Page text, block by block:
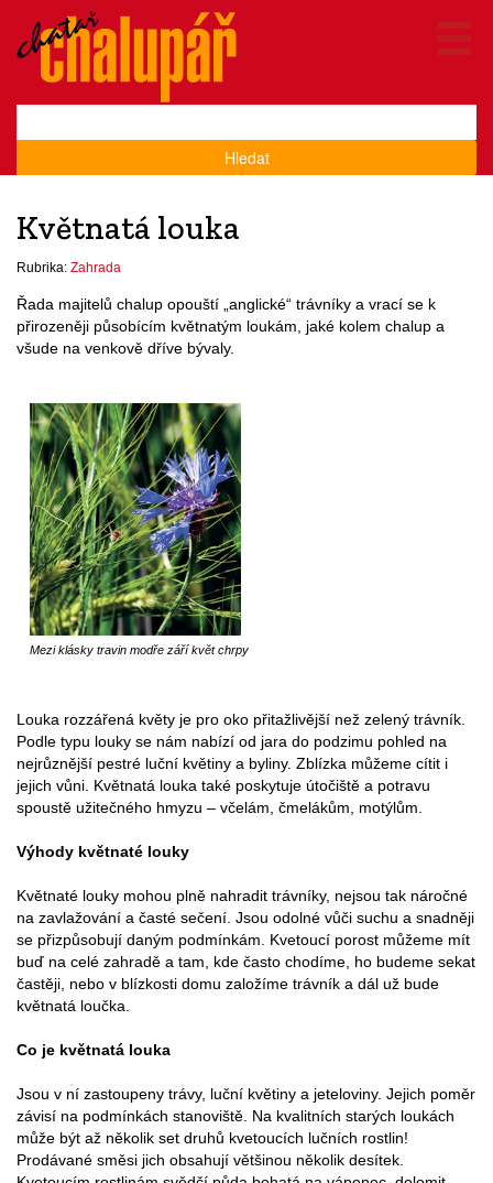
Hledat
Květnatá louka
Rubrika: Zahrada
Mezi klásky travin modře září květ chrpy
Řada majitelů chalup opouští „anglické“ trávníky a vrací se k
přirozeněji působícím květnatým loukám, jaké kolem chalup a
všude na venkově dříve bývaly.
Louka rozzářená květy je pro oko přitažlivější než zelený trávník.
Podle typu louky se nám nabízí od jara do podzimu pohled na
nejrůznější pestré luční květiny a byliny. Zblízka můžeme cítit i
jejich vůni. Květnatá louka také poskytuje útočiště a potravu
spoustě užitečného hmyzu – včelám, čmelákům, motýlům.
Výhody květnaté louky
Květnaté louky mohou plně nahradit trávníky, nejsou tak náročné
na zavlažování a časté sečení. Jsou odolné vůči suchu a snadněji
se přizpůsobují daným podmínkám. Kvetoucí porost můžeme mít
buď na celé zahradě a tam, kde často chodíme, ho budeme sekat
častěji, nebo v blízkosti domu založíme trávník a dál už bude
květnatá loučka.
Co je květnatá louka
Jsou v ní zastoupeny trávy, luční květiny a jeteloviny. Jejich poměr
závisí na podmínkách stanoviště. Na kvalitních starých loukách
může být až několik set druhů kvetoucích lučních rostlin!
Prodávané směsi jich obsahují většinou několik desítek.